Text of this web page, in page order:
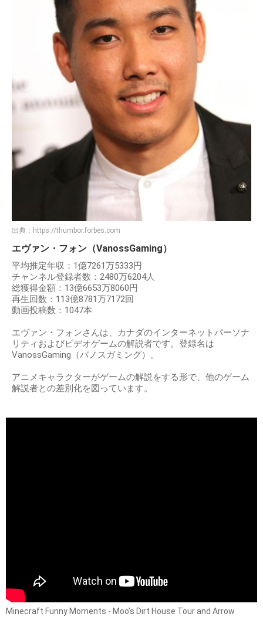
出典： https://thumbor.forbes.com
エヴァン・フォン（VanossGaming）
平均推定年収：1億7261万5333円
チャンネル登録者数：2480万6204人
総獲得金額：13億6653万8060円
再生回数：113億8781万7172回
動画投稿数：1047本
エヴァン・フォンさんは、カナダのインターネットパーソナ
リティおよびビデオゲームの解説者です。登録名は
VanossGaming（バノスガミング）。
アニメキャラクターがゲームの解説をする形で、他のゲーム
解説者との差別化を図っています。
Minecraft Funny Moments - Moo’s Dirt House Tour and Arrow